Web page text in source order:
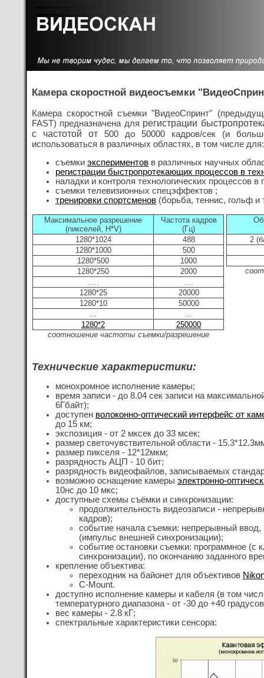
Камера скоростной видеосъемки
Камера скоростной съемки "ВидеоСпринт"
FAST) предназначена для регистрации
с частотой от 500 до 50000 кадров/сек (и
использоваться в различных областях, в том числе для:
съемки экспериментов в различных научных
регистрации быстропротекающих процессов в
наладки и контроля технологических процессов в
съемки телевизионных спецэффектов ;
тренировки спортсменов (борьба, теннис, гольф и
Максимальное разрешение
(пикселей, H*V)
Частота кадров
(Гц)
1280*1024
488
1280*1000
500
1280*500
1000
1280*250
2000
1280*25
20000
1280*10
50000
1280*2
250000
соотношение частоты съемки/разрешение
2
Технические характеристики:
монохромное исполнение камеры;
время записи - до 8.04 сек записи на
6Гбайт);
доступен волоконно-оптический интерфейс от
до 15 км;
экспозиция - от 2 мксек до 33 мсек;
размер светочувствительной области -
размер пикселя - 12*12мкм;
разрядность АЦП - 10 бит;
разрядность видеофайлов, записываемых
возможно оснащение камеры электронно-
10нс до 10 мкс;
доступные схемы съёмки и синхронизации:
продолжительность видеозаписи -
кадров);
событие начала съемки: непрерывный ввод,
(импульс внешней синхронизации);
событие остановки съемки: программное (с
синхронизации), по окончанию заданного
крепление объектива:
переходник на байонет для объективов
C-Mount.
доступно исполнение камеры и кабеля (в том
температурного диапазона - от -30 до +40
вес камеры - 2.8 кГ;
спектральные характеристики сенсора: